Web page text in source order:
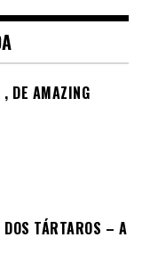
DE AMAZING
TÁRTAROS – A